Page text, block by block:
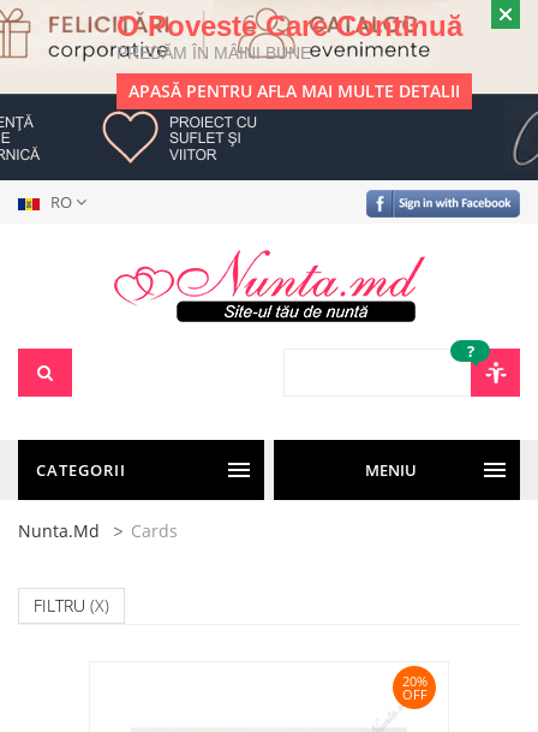
O Poveste Care Continuă
PREDĂM ÎN MÂINI BUNE
APASĂ PENTRU AFLA MAI MULTE DETALII
RO
?
CATEGORII MENIU
Nunta.md Cards
FILTRU (X)
20%
OFF